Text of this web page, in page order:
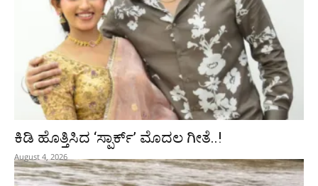
ಕಿಡಿ‌‌ ಹೊತ್ತಿಸಿದ ‘ಸ್ಪಾರ್ಕ್’ ಮೊದಲ‌ ಗೀತೆ..!
August 4, 2026